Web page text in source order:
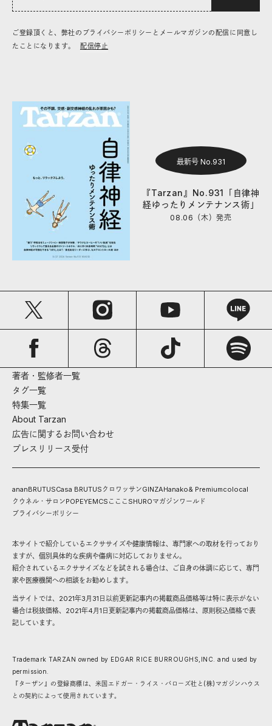
ご登録頂くと、弊社のプライバシーポリシーとメールマガジンの配信に同意し
たことになります。
配信停止
最新号 No.931
『Tarzan』No.931「自律神
経ゆったりメンテナンス術」
08.06（木）発売
著者・監修者一覧
タグ一覧
特集一覧
About Tarzan
広告に関するお問い合わせ
プレスリリース受付
ananBRUTUSCasa BRUTUS クロワッサンGINZAHanako& Premiumcolocal
クウネル・サロンPOPEYEMCS こここ SHUROマガジンワールド
プライバシーポリシー
本サイトで紹介しているエクササイズや健康情報は、専門家への取材を行っており
ますが、個別具体的な疾病や傷病に対応しておりません。
紹介されているエクササイズなどを試される場合は、ご自身の体調に応じて、専門
家や医療機関への相談をお勧めします。
当サイトでは、2021年3月31日以前更新記事内の掲載商品価格等は特に表示がない
場合は税抜価格、2021年4月1日更新記事内の掲載商品価格は、原則税込価格で表
記しています。
Trademark TARZAN owned by EDGAR RICE BURROUGHS,INC. and used by
permission.
『ターザン』の登録商標は、米国エドガー・ライス・バローズ社と(株)マガジンハウス
との契約によって使用されています。